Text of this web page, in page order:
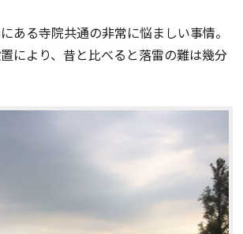
ある寺院共通の非常に悩ましい事情。
により、昔と比べると落雷の難は幾分